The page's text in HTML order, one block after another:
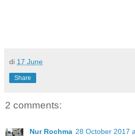
di 17 June
Share
2 comments:
Nur Rochma 28 October 2017